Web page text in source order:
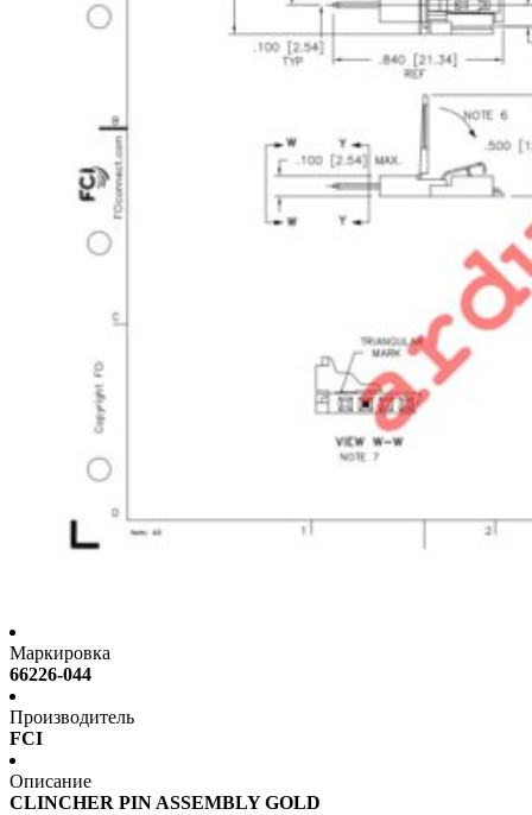
Маркировка
66226-044
Производитель
FCI
Описание
CLINCHER PIN ASSEMBLY GOLD